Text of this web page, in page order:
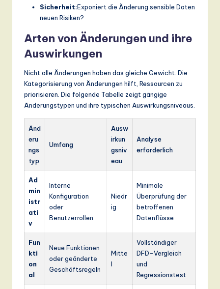
Sicherheit:Exponiert die Änderung sensible Daten
neuen Risiken?
Arten von Änderungen und ihre
Auswirkungen
Nicht alle Änderungen haben das gleiche Gewicht. Die
Kategorisierung von Änderungen hilft, Ressourcen zu
priorisieren. Die folgende Tabelle zeigt gängige
Änderungstypen und ihre typischen Auswirkungsniveaus.
Änd
eru
ngs
typ
Umfang
Ausw
irkun
gsniv
eau
Analyse
erforderlich
Ad
min
istr
ati
v
Interne
Konfiguration
oder
Benutzerrollen
Niedr
ig
Minimale
Überprüfung der
betroffenen
Datenflüsse
Fun
kti
on
al
Neue Funktionen
oder geänderte
Geschäftsregeln
Mitte
l
Vollständiger
DFD-Vergleich
und
Regressionstest